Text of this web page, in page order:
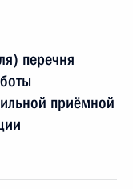
перечня
приёмной